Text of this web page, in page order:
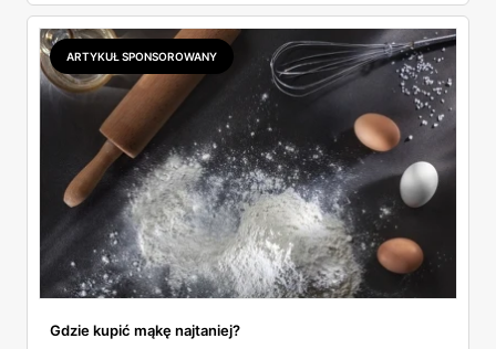
2,99 zł za kilogram, ale wyłącznie w sobotę z aplikacją. Aldi
odpowiada masłem za 2,99 zł. Werdykt w skrócie:
najwięcej wyciśniesz z Biedronki, po świeże warzywa jedź
do Aldi.
ARTYKUŁ SPONSOROWANY
Gdzie kupić mąkę najtaniej?